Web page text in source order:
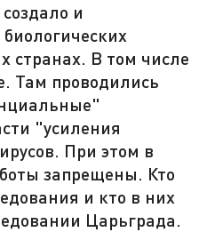
и
странах. В том числе
Там проводились
"усиления
При этом в
запрещены. Кто
и кто в них
Царьграда.